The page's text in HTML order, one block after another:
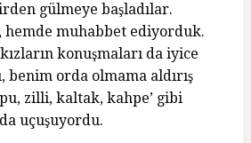
gülmeye başladılar.
hemde muhabbet ediyorduk.
konuşmaları da iyice
benim orda olmama aldırış
zilli, kaltak, kahpe’ gibi
uçuşuyordu.